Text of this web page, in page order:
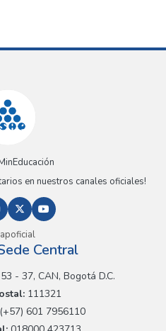
en nuestros canales oficiales!
Central
- 37, CAN, Bogotá D.C.
111321
601 7956110